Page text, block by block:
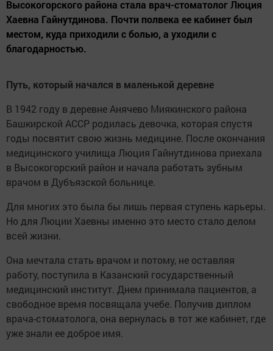
Высокогорского района стала врач-стоматолог Люция
Хаевна Гайнутдинова. Почти полвека ее кабинет был
местом, куда приходили с болью, а уходили с
благодарностью.
Путь, который начался в маленькой деревне
В 1942 году в деревне Анячево Миякинского района
Башкирской АССР родилась девочка, которая спустя
годы посвятит свою жизнь медицине. После окончания
медицинского училища Люция Гайнутдинова приехала
в Высокогорский район и начала работать зубным
врачом в Дубъязской больнице.
Для многих это была бы лишь первая ступень карьеры.
Но для Люции Хаевны именно это место стало делом
всей жизни.
Она мечтала стать врачом и потому, не оставляя
работу, поступила в Казанский государственный
медицинский институт. Днем принимала пациентов, а
свободное время посвящала учебе. Получив диплом
врача-стоматолога, она вернулась в тот же кабинет, где
уже знали ее доброе имя.